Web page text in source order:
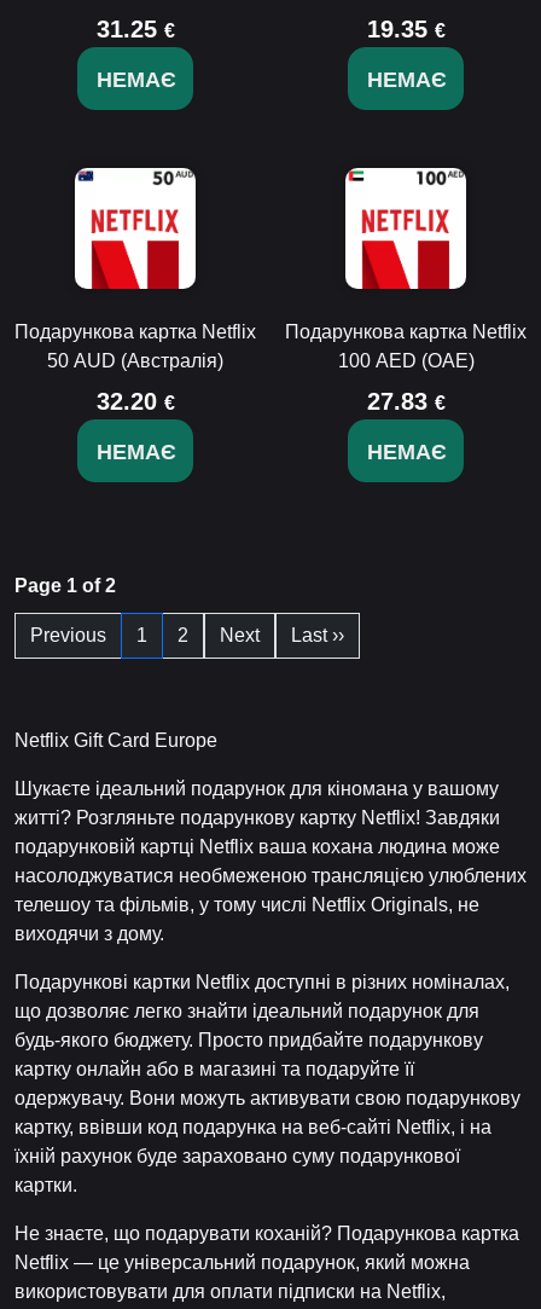
31.25 €
НЕМАЄ
19.35 €
НЕМАЄ
Подарункова картка Netflix
50 AUD (Австралія)
32.20 €
НЕМАЄ
Подарункова картка Netflix
100 AED (ОАЕ)
27.83 €
НЕМАЄ
Page 1 of 2
Previous 1 2 Next Last ››
Netflix Gift Card Europe
Шукаєте ідеальний подарунок для кіномана у вашому
житті? Розгляньте подарункову картку Netflix! Завдяки
подарунковій картці Netflix ваша кохана людина може
насолоджуватися необмеженою трансляцією улюблених
телешоу та фільмів, у тому числі Netflix Originals, не
виходячи з дому.
Подарункові картки Netflix доступні в різних номіналах,
що дозволяє легко знайти ідеальний подарунок для
будь-якого бюджету. Просто придбайте подарункову
картку онлайн або в магазині та подаруйте її
одержувачу. Вони можуть активувати свою подарункову
картку, ввівши код подарунка на веб-сайті Netflix, і на
їхній рахунок буде зараховано суму подарункової
картки.
Не знаєте, що подарувати коханій? Подарункова картка
Netflix — це універсальний подарунок, який можна
використовувати для оплати підписки на Netflix,